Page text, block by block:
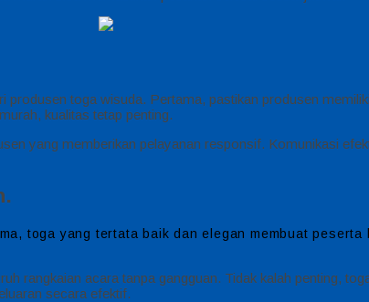
toga wisuda. Pertama, pastikan produsen
kualitas tetap penting.
yang memberikan pelayanan responsif. Komunikasi
toga yang tertata baik dan elegan membuat
rangkaian acara tanpa gangguan. Tidak kalah penting,
secara efektif.